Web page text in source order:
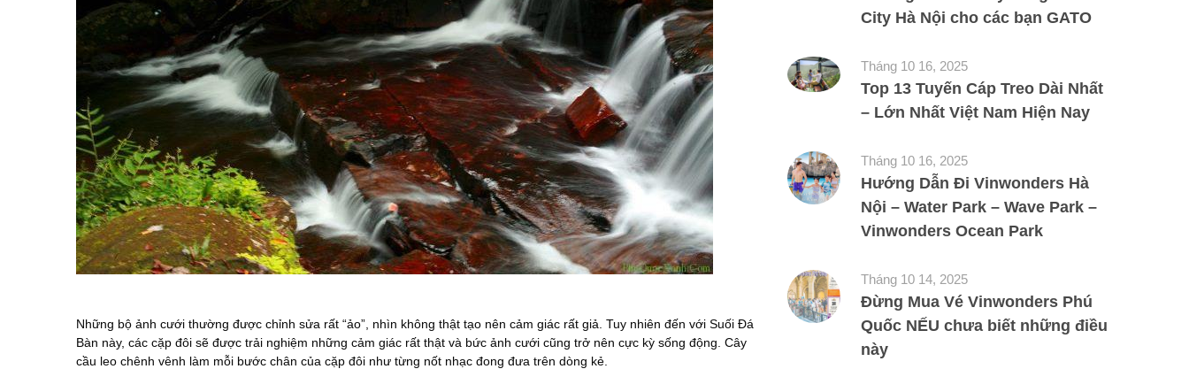
Những bộ ảnh cưới thường được chỉnh sửa rất “ảo”, nhìn không thật tạo nên cảm giác rất giả. Tuy nhiên đến với Suối Đá
Bàn này, các cặp đôi sẽ được trải nghiệm những cảm giác rất thật và bức ảnh cưới cũng trở nên cực kỳ sống động. Cây
cầu leo chênh vênh làm mỗi bước chân của cặp đôi như từng nốt nhạc đong đưa trên dòng kẻ.
City Hà Nội cho các bạn GATO
Tháng 10 16, 2025
Top 13 Tuyến Cáp Treo Dài Nhất
– Lớn Nhất Việt Nam Hiện Nay
Tháng 10 16, 2025
Hướng Dẫn Đi Vinwonders Hà
Nội – Water Park – Wave Park –
Vinwonders Ocean Park
Tháng 10 14, 2025
Đừng Mua Vé Vinwonders Phú
Quốc NẾU chưa biết những điều
này